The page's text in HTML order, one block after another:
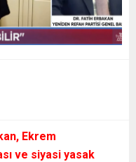
Ekrem
ve siyasi yasak